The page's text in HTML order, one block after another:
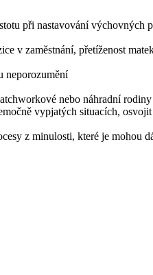
při nastavování výchovných
v zaměstnání, přetíženost
neporozumění
nebo náhradní rodiny
vypjatých situacích,
z minulosti, které je mohou